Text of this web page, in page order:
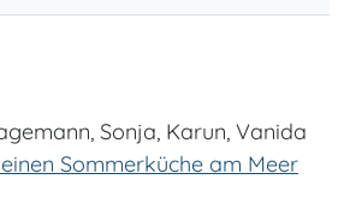
Sonja, Karun, Vanida
Sommerküche am Meer